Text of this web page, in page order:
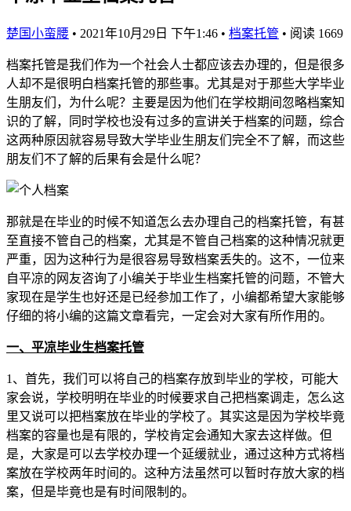
楚国小蛮腰 • 2021年10月29日 下午1:46 • 档案托管 • 阅读 1669
档案托管是我们作为一个社会人士都应该去办理的，但是很多
人却不是很明白档案托管的那些事。尤其是对于那些大学毕业
生朋友们，为什么呢？主要是因为他们在学校期间忽略档案知
识的了解，同时学校也没有过多的宣讲关于档案的问题，综合
这两种原因就容易导致大学毕业生朋友们完全不了解，而这些
朋友们不了解的后果有会是什么呢？
那就是在毕业的时候不知道怎么去办理自己的档案托管，有甚
至直接不管自己的档案，尤其是不管自己档案的这种情况就更
严重，因为这种行为是很容易导致档案丢失的。这不，一位来
自平凉的网友咨询了小编关于毕业生档案托管的问题，不管大
家现在是学生也好还是已经参加工作了，小编都希望大家能够
仔细的将小编的这篇文章看完，一定会对大家有所作用的。
一、平凉毕业生档案托管
1、首先，我们可以将自己的档案存放到毕业的学校，可能大
家会说，学校明明在毕业的时候要求自己把档案调走，怎么这
里又说可以把档案放在毕业的学校了。其实这是因为学校毕竟
档案的容量也是有限的，学校肯定会通知大家去这样做。但
是，大家是可以去学校办理一个延缓就业，通过这种方式将档
案放在学校两年时间的。这种方法虽然可以暂时存放大家的档
案，但是毕竟也是有时间限制的。